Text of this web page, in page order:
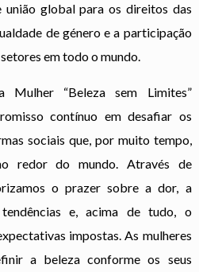
global para os direitos das
de género e a participação
em todo o mundo.
Mulher “Beleza sem Limites”
contínuo em desafiar os
sociais que, por muito tempo,
redor do mundo. Através de
o prazer sobre a dor, a
e, acima de tudo, o
impostas. As mulheres
a beleza conforme os seus